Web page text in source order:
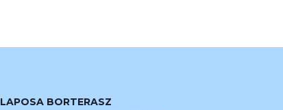
LAPOSA BORTERASZ